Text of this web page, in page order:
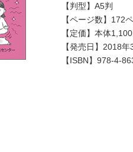
【判型】A5判
【ページ数】172
【定価】本体
【発売日】2018年
【ISBN】978-4-